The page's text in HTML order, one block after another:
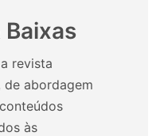
revista
de abordagem
às